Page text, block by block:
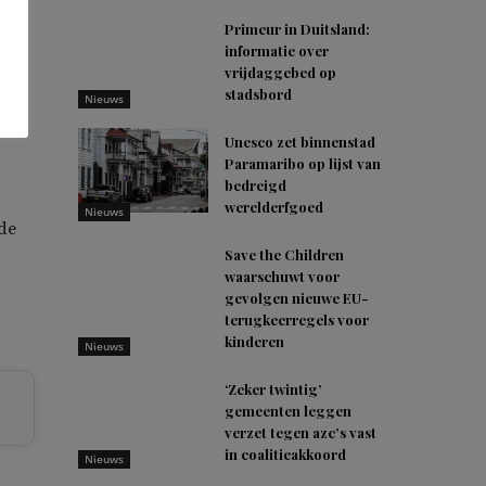
Nieuws
Primeur in Duitsland:
informatie over
vrijdaggebed op
stadsbord
Nieuws
Unesco zet binnenstad
Paramaribo op lijst van
bedreigd
werelderfgoed
Nieuws
Save the Children
waarschuwt voor
gevolgen nieuwe EU-
terugkeerregels voor
kinderen
Nieuws
‘Zeker twintig’
gemeenten leggen
verzet tegen azc’s vast
in coalitieakkoord